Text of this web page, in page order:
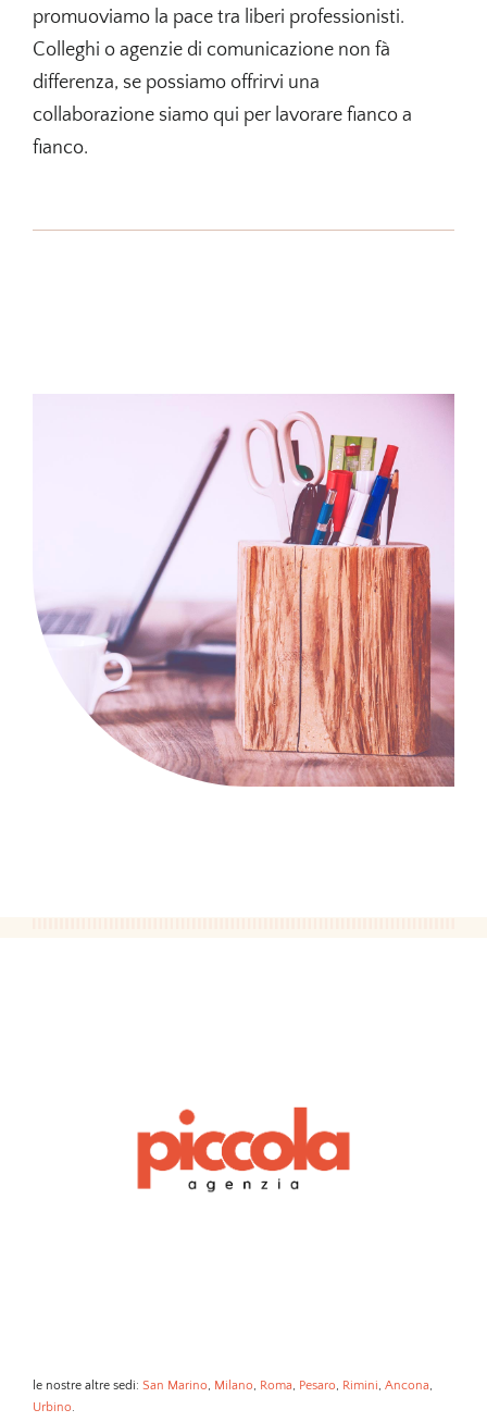
promuoviamo la pace tra liberi professionisti.
Colleghi o agenzie di comunicazione non fà
differenza, se possiamo offrirvi una
collaborazione siamo qui per lavorare fianco a
fianco.
le nostre altre sedi: San Marino, Milano, Roma, Pesaro, Rimini, Ancona,
Urbino.